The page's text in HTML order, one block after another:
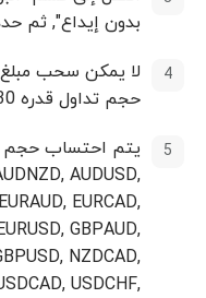
بدون إيداع", ثم
حجم تداول قدره 30 لوت.
يتم احتساب حجم
AUDUSD,
EURCAD,
GBPAUD,
NZDCAD,
USDCHF,